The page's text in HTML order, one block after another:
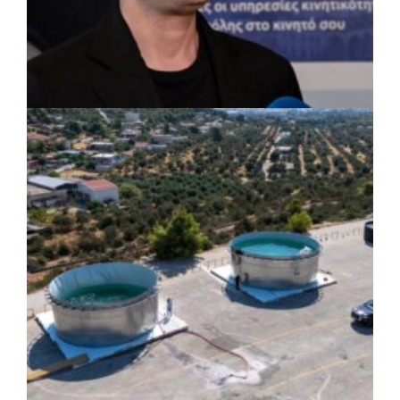
στις δράσεις διατροφικής υποστήριξης
ΡΕΠΟΡΤΑΖ | 07/08/2026 · 17:27
Ο Δούκας για έργα, καθαριότητα και τη
μάχη των επόμενων εκλογών: «Η καλύτερη
μου να κατέβει ο Μπακογιάννης»